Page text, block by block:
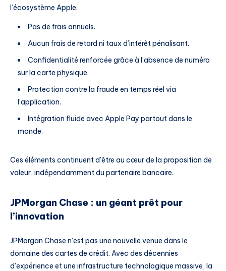
l’écosystème Apple.
Pas de frais annuels.
Aucun frais de retard ni taux d’intérêt pénalisant.
Confidentialité renforcée grâce à l’absence de numéro
sur la carte physique.
Protection contre la fraude en temps réel via
l’application.
Intégration fluide avec Apple Pay partout dans le
monde.
Ces éléments continuent d’être au cœur de la proposition de
valeur, indépendamment du partenaire bancaire.
JPMorgan Chase : un géant prêt pour
l’innovation
JPMorgan Chase n’est pas une nouvelle venue dans le
domaine des cartes de crédit. Avec des décennies
d’expérience et une infrastructure technologique massive, la